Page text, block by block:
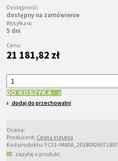
Dostępność:
dostępny na zamówienie
Wysyłka w:
5 dni
Cena:
21 181,82 zł
DO KOSZYKA
dodaj do przechowalni
Ocena:
Producent: Celma Indukta
Kod produktu: FC31-9485A_20180926071807
zapytaj o produkt